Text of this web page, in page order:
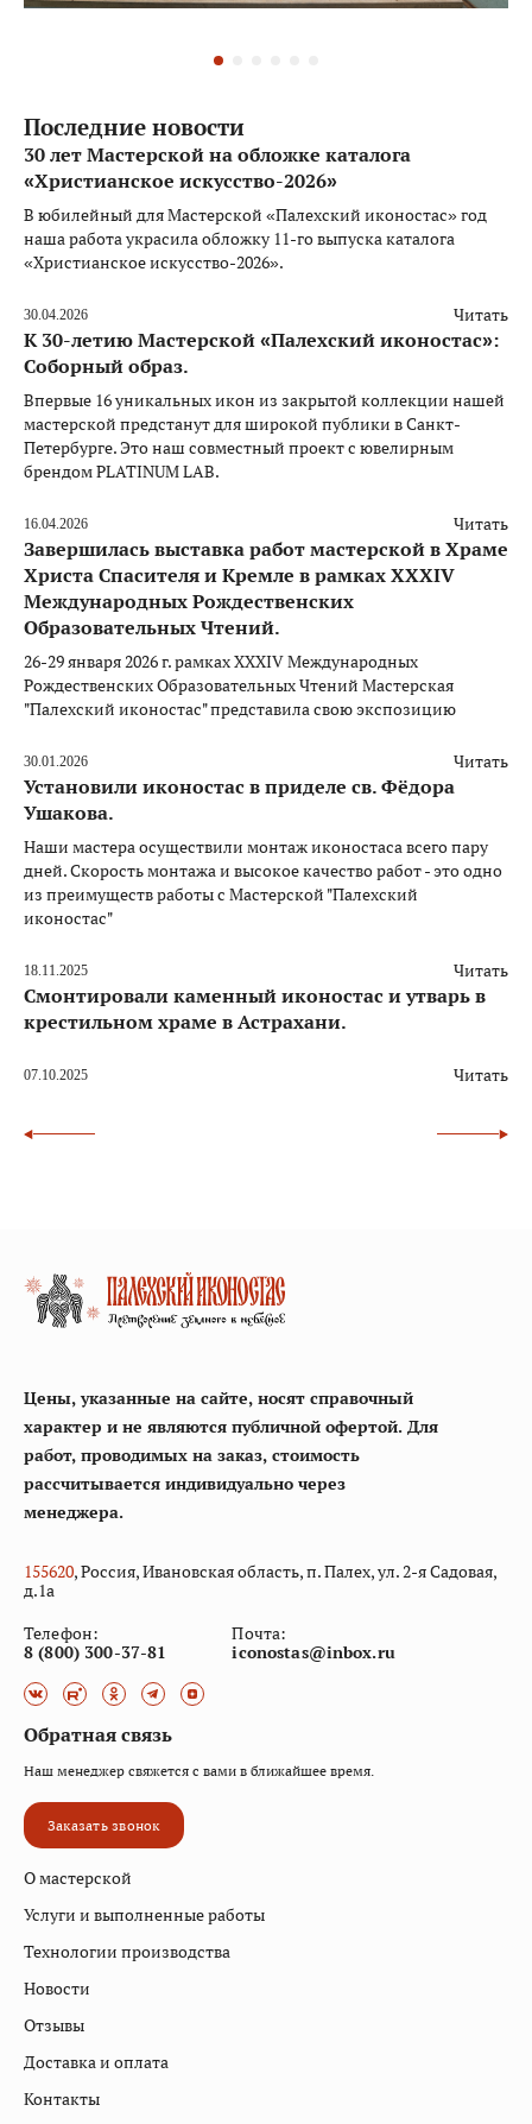
Последние новости
30 лет Мастерской на обложке каталога
«Христианское искусство-2026»
В юбилейный для Мастерской «Палехский иконостас» год
наша работа украсила обложку 11-го выпуска каталога
«Христианское искусство-2026».
30.04.2026 Читать
К 30-летию Мастерской «Палехский иконостас»:
Соборный образ.
Впервые 16 уникальных икон из закрытой коллекции нашей
мастерской предстанут для широкой публики в Санкт-
Петербурге. Это наш совместный проект с ювелирным
брендом PLATINUM LAB.
16.04.2026 Читать
Завершилась выставка работ мастерской в Храме
Христа Спасителя и Кремле в рамках XXXIV
Международных Рождественских
Образовательных Чтений.
26-29 января 2026 г. рамках XXXIV Международных
Рождественских Образовательных Чтений Мастерская
"Палехский иконостас" представила свою экспозицию
30.01.2026 Читать
Установили иконостас в приделе св. Фёдора
Ушакова.
Наши мастера осуществили монтаж иконостаса всего пару
дней. Скорость монтажа и высокое качество работ - это одно
из преимуществ работы с Мастерской "Палехский
иконостас"
18.11.2025 Читать
Смонтировали каменный иконостас и утварь в
крестильном храме в Астрахани.
07.10.2025 Читать
Цены, указанные на сайте, носят справочный
характер и не являются публичной офертой. Для
работ, проводимых на заказ, стоимость
рассчитывается индивидуально через
менеджера.
155620, Россия, Ивановская область, п. Палех, ул. 2-я Садовая,
д.1а
Телефон:
8 (800) 300-37-81
Почта:
iconostas@inbox.ru
О мастерской
Услуги и выполненные работы
Технологии производства
Новости
Отзывы
Доставка и оплата
Контакты
Обратная связь
Наш менеджер свяжется с вами в ближайшее время.
Заказать звонок